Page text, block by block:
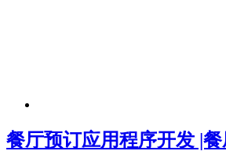
餐厅预订应用程序开发 |